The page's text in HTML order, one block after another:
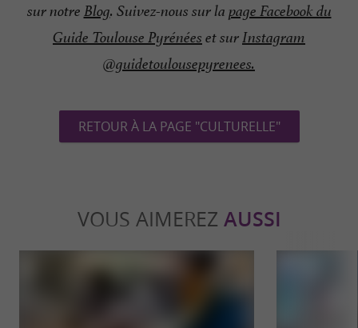
sur notre Blog. Suivez-nous sur la page Facebook du
Guide Toulouse Pyrénées et surInstagram
@guidetoulousepyrenees.
RETOUR À LA PAGE "CULTURELLE"
VOUS AIMEREZ AUSSI